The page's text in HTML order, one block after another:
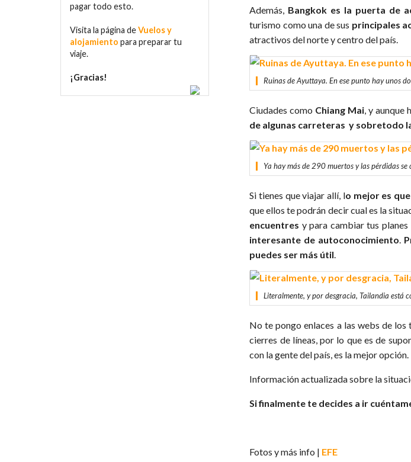
Además, Bangkok es la puerta de
turismo como una de sus principales
atractivos del norte y centro del país.
Ruinas de Ayuttaya. En ese punto hay unos
Ciudades como Chiang Mai, y aunque
de algunas carreteras y sobretodo
Ya hay más de 290 muertos y las pérdidas
Si tienes que viajar allí, lo mejor es
que ellos te podrán decir cual es la
encuentres y para cambiar tus
interesante de autoconocimiento.
puedes ser más útil.
Literalmente, y por desgracia, Tailandia está
No te pongo enlaces a las webs de
cierres de líneas, por lo que es de
con la gente del país, es la mejor opción.
Información actualizada sobre la
Si finalmente te decides a ir
Fotos y más info | EFE
pagar todo esto.
Visita la página deVuelos y
alojamiento para preparar tu
viaje.
¡Gracias!